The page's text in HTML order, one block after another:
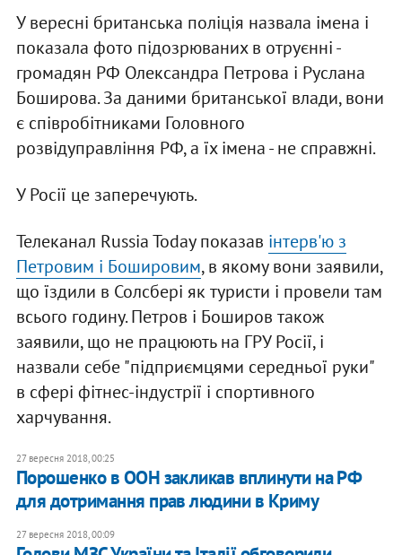
У вересні британська поліція назвала імена і
показала фото підозрюваних в отруєнні -
громадян РФ Олександра Петрова і Руслана
Боширова. За даними британської влади, вони
є співробітниками Головного
розвідуправління РФ, а їх імена - не справжні.
У Росії це заперечують.
Телеканал Russia Today показав інтерв'ю з
Петровим і Бошировим, в якому вони заявили,
що їздили в Солсбері як туристи і провели там
всього годину. Петров і Боширов також
заявили, що не працюють на ГРУ Росії, і
назвали себе "підприємцями середньої руки"
в сфері фітнес-індустрії і спортивного
харчування.
27 вересня 2018, 00:25
Порошенко в ООН закликав вплинути на РФ
для дотримання прав людини в Криму
27 вересня 2018, 00:09